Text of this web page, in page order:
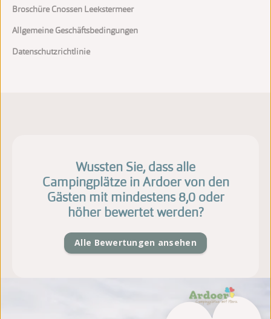
Broschüre Cnossen Leekstermeer
Allgemeine Geschäftsbedingungen
Datenschutzrichtlinie
Wussten Sie, dass alle
Campingplätze in Ardoer von den
Gästen mit mindestens 8,0 oder
höher bewertet werden?
Alle Bewertungen ansehen